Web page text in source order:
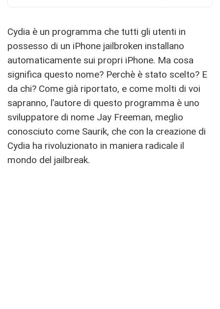
Cydia è un programma che tutti gli utenti in
possesso di un iPhone jailbroken installano
automaticamente sui propri iPhone. Ma cosa
significa questo nome? Perchè è stato scelto? E
da chi? Come già riportato, e come molti di voi
sapranno, l’autore di questo programma è uno
sviluppatore di nome Jay Freeman, meglio
conosciuto come Saurik, che con la creazione di
Cydia ha rivoluzionato in maniera radicale il
mondo del jailbreak.